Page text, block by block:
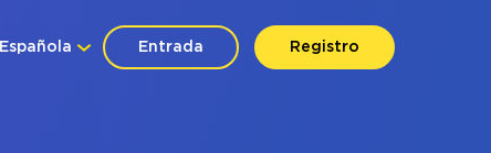
Entrada Registro
Española